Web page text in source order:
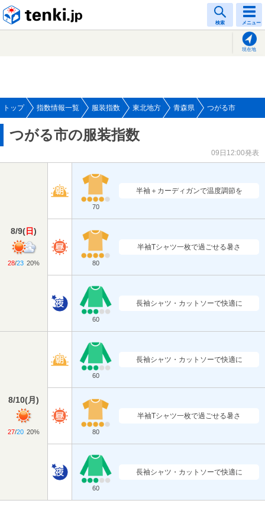
検索 メニュー
現在地
トップ 指数情報一覧 服装指数 東北地方 青森県 つがる市
つがる市の服装指数
09日12:00発表
8/9(日)
28/23 20%
70
半袖＋カーディガンで温度調節を
80
半袖Tシャツ一枚で過ごせる暑さ
60
長袖シャツ・カットソーで快適に
8/10(月 )
27/20 20%
60
長袖シャツ・カットソーで快適に
80
半袖Tシャツ一枚で過ごせる暑さ
60
長袖シャツ・カットソーで快適に